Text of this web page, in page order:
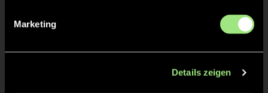
Marketing
Details zeigen
Tore & Karten
1/4